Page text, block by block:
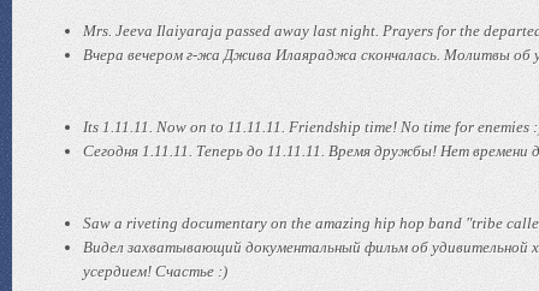
Mrs. Jeeva Ilaiyaraja passed away last night. Prayers for the
Вчера вечером г-жа Джива Илаяраджа скончалась. Молитвы об
Its 1.11.11. Now on to 11.11.11. Friendship time! No time for enemies
Сегодня 1.11.11. Теперь до 11.11.11. Время дружбы! Нет времени
Saw a riveting documentary on the amazing hip hop band "tribe
Видел захватывающий документальный фильм об удивительной
усердием! Счастье :)